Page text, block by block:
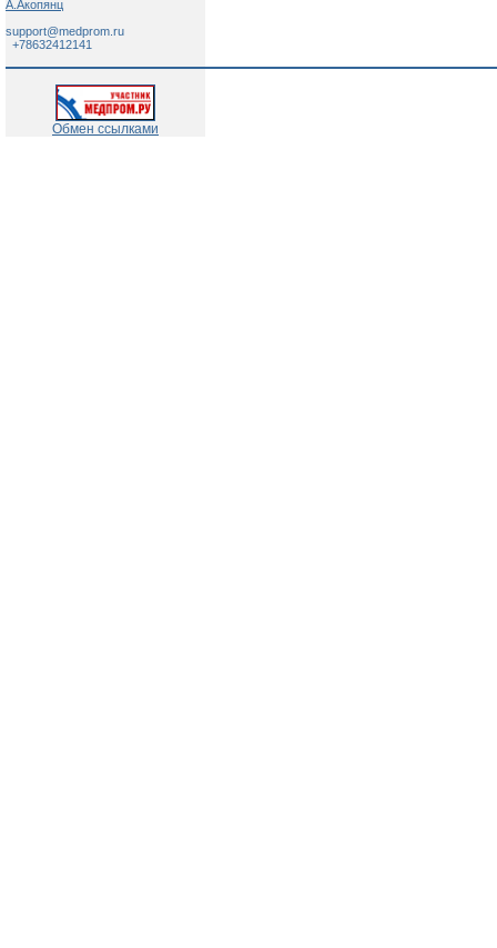
А.Акопянц
support@medprom.ru
+78632412141
Обмен ссылками